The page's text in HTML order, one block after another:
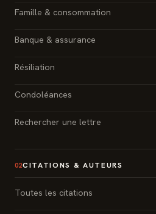
Famille & consommation
Banque & assurance
Résiliation
Condoléances
Rechercher une lettre
02CITATIONS & AUTEURS
Toutes les citations